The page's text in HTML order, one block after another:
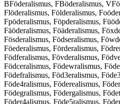
BFöderalismus, FBöderalismus,
Flöderalismus, Földeralismus,
Fpöderalismus, Föpderalismus,
Fäöderalismus, Föäderalismus,
Fösderalismus, Födseralismus,
Föederalismus, Förderalismus,
Födferalismus, Fövderalismus,
Födceralismus, Födewralismus,
Födefralismus, Föd3eralismus,
Föde4ralismus, Föderealismus,
Födegralismus, Födergalismus,
Föder4alismus, Föde5ralismus,